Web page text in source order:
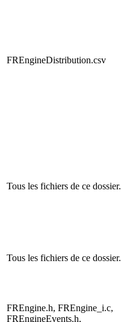
FREngineDistribution.csv
Tous les fichiers de ce dossier.
Tous les fichiers de ce dossier.
FREngine.h, FREngine_i.c,
FREngineEvents.h,